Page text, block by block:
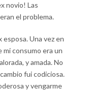
novio! Las
el problema.
esposa. Una vez en
consumo era un
y amada. No
fui codiciosa.
y vengarme